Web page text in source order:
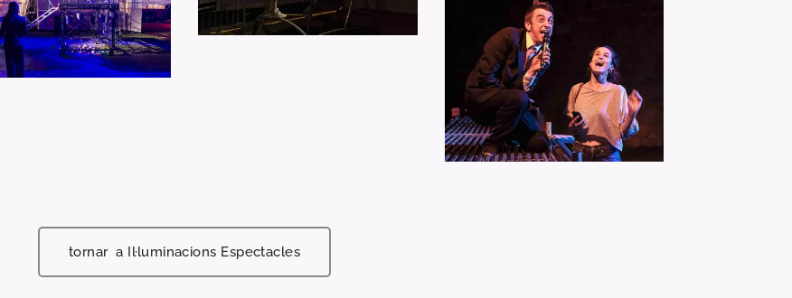
tornar a Il·luminacions Espectacles